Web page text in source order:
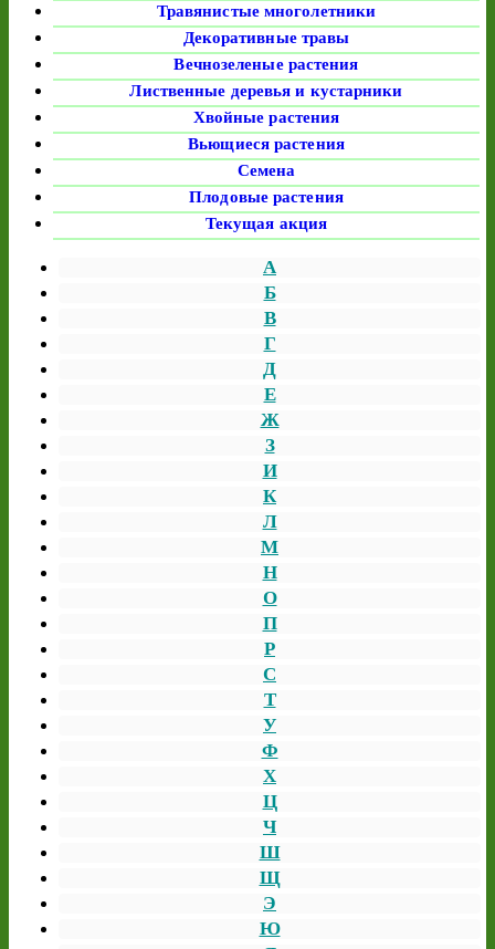
Травянистые многолетники
Декоративные травы
Вечнозеленые растения
Лиственные деревья и кустарники
Хвойные растения
Вьющиеся растения
Семена
Плодовые растения
Текущая акция
А
Б
В
Г
Д
Е
Ж
З
И
К
Л
М
Н
О
П
Р
С
Т
У
Ф
Х
Ц
Ч
Ш
Щ
Э
Ю